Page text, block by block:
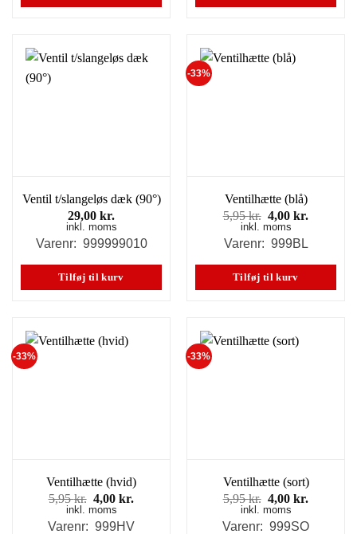
Ventil t/slangeløs dæk (90°)
29,00 kr.
inkl. moms
Varenr: 999999010
Tilføj til kurv
-33%
Ventilhætte (blå)
5,95kr. Den
oprindelige
pris
5,95 kr..
4,00kr.
4,00 kr..
inkl. moms
Varenr: 999BL
Tilføj til kurv
-33%
Ventilhætte (hvid)
5,95kr. Den
oprindelige
pris
4,00kr.
pris
inkl. moms
Varenr: 999HV
-33%
Ventilhætte (sort)
5,95kr. Den
oprindelige
pris
4,00kr.
pris
inkl. moms
Varenr: 999SO